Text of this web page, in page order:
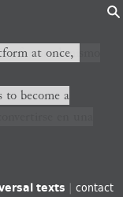
al mismo
en una
at once,
become a
texts | contact